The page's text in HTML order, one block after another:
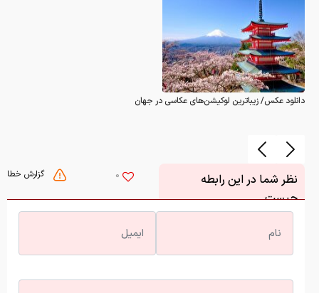
دانلود عکس/ زیباترین لوکیشن‌های عکاسی در جهان
گزارش خطا 0
نظر شما در این رابطه
چیست